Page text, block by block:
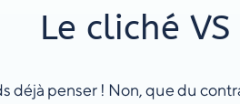
Le cliché
déjà penser ! Non, que du